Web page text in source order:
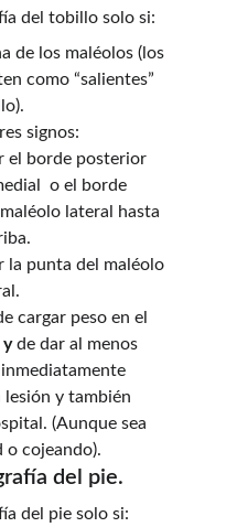
del tobillo solo si:
de los maléolos (los
como “salientes”
signos:
el borde posterior
o el borde
lateral hasta
la punta del maléolo
cargar peso en el
y de dar al menos
inmediatamente
lesión y también
(Aunque sea
cojeando).
del pie.
del pie solo si: